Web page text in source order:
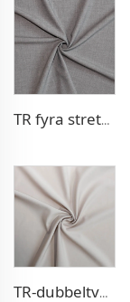
TR fyra stretchbyxfabrik
TR-dubbeltvävt klänningstygg